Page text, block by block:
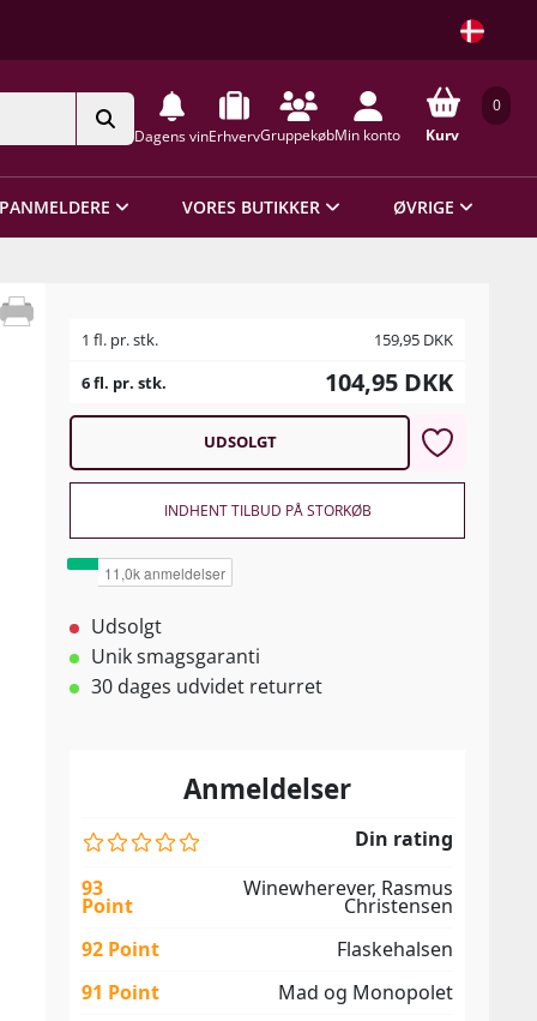
Dagens vinErhvervGruppekøbMin konto
0
Kurv
VORES BUTIKKER ØVRIGE
1 fl. pr. stk. 159,95 DKK
6 fl. pr. stk.
104,95 DKK
UDSOLGT
INDHENT TILBUD PÅ STORKØB
Udsolgt
Unik smagsgaranti
30 dages udvidet returret
Anmeldelser
Din rating
93
Point
Winewherever, Rasmus
Christensen
92 Point
Flaskehalsen
91 Point
Mad og Monopolet